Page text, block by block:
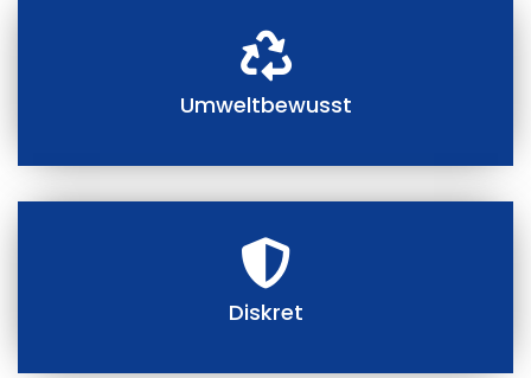
Umweltbewusst
Diskret